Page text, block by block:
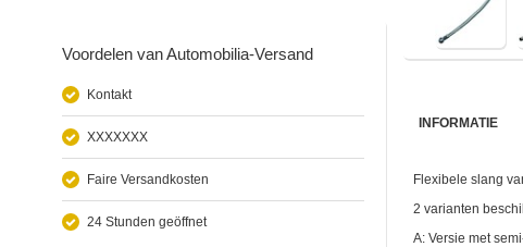
Voordelen van Automobilia-Versand
Kontakt
XXXXXXX
Faire Versandkosten
24 Stunden geöffnet
INFORMATIE
Flexibele slang
2 varianten
A: Versie met